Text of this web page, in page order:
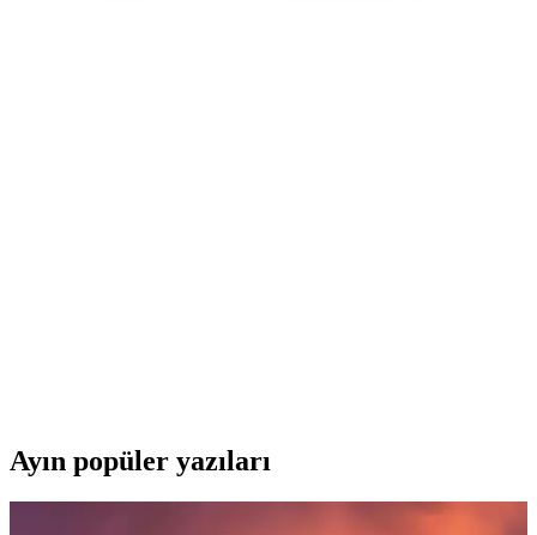
Ayın popüler yazıları